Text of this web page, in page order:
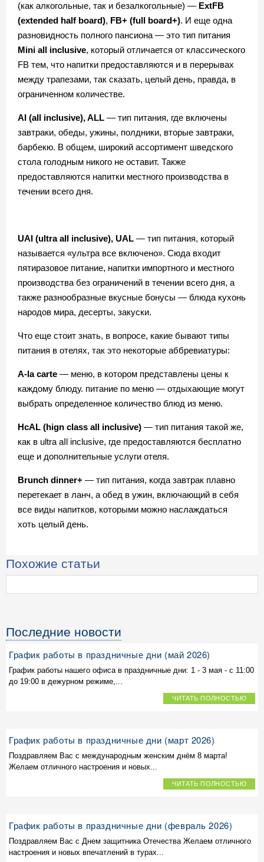
(как алкогольные, так и безалкогольные) — ExtFB
(extended half board), FB+ (full board+). И еще одна
разновидность полного пансиона — это тип питания
Mini all inclusive, который отличается от классического
FB тем, что напитки предоставляются и в перерывах
между трапезами, так сказать, целый день, правда, в
ограниченном количестве.
AI (all inclusive), ALL — тип питания, где включены
завтраки, обеды, ужины, полдники, вторые завтраки,
барбекю. В общем, широкий ассортимент шведского
стола голодным никого не оставит. Также
предоставляются напитки местного производства в
течении всего дня.
UAI (ultra aIl inclusive), UAL — тип питания, который
называется «ультра все включено». Сюда входит
пятиразовое питание, напитки импортного и местного
производства без ограничений в течении всего дня, а
также разнообразные вкусные бонусы — блюда кухонь
народов мира, десерты, закуски.
Что еще стоит знать, в вопросе, какие бывают типы
питания в отелях, так это некоторые аббревиатуры:
A-la carte — меню, в котором представлены цены к
каждому блюду. питание по меню — отдыхающие могут
выбрать определенное количество блюд из меню.
HсAL (hign class all inclusive) — тип питания такой же,
как в ultra aIl inclusive, где предоставляются бесплатно
еще и дополнительные услуги отеля.
Brunch dinner+ — тип питания, когда завтрак плавно
перетекает в ланч, а обед в ужин, включающий в себя
все виды напитков, которыми можно наслаждаться
хоть целый день.
Похожие статьи
Последние новости
График работы в праздничные дни (май 2026)
График работы нашего офиса в праздничные дни: 1 - 3 мая - с 11:00
до 19:00 в дежурном режиме,...
ЧИТАТЬ ПОЛНОСТЬЮ
График работы в праздничные дни (март 2026)
Поздравляем Вас с международным женским днём 8 марта!
Желаем отличного настроения и новых...
ЧИТАТЬ ПОЛНОСТЬЮ
График работы в праздничные дни (февраль 2026)
Поздравляем Вас с Днем защитника Отечества Желаем отличного
настроения и новых впечатлений в турах...